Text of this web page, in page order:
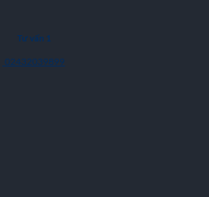
Tư vấn 1
02432039899